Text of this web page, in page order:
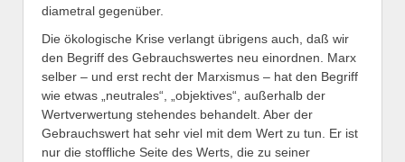
diametral gegenüber.
Die ökologische Krise verlangt übrigens auch, daß wir
den Begriff des Gebrauchswertes neu einordnen. Marx
selber – und erst recht der Marxismus – hat den Begriff
wie etwas „neutrales“, „objektives“, außerhalb der
Wertverwertung stehendes behandelt. Aber der
Gebrauchswert hat sehr viel mit dem Wert zu tun. Er ist
nur die stoffliche Seite des Werts, die zu seiner